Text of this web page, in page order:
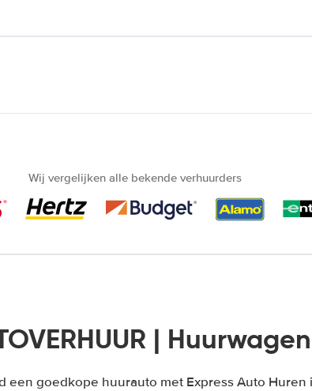
Wij vergelijken alle bekende verhuurders
|
een goedkope huurauto met Express Auto Huren